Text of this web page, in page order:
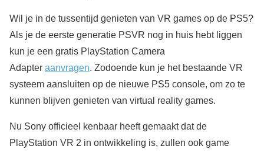
Wil je in de tussentijd genieten van VR games op de PS5?
Als je de eerste generatie PSVR nog in huis hebt liggen
kun je een gratis PlayStation Camera
Adapter aanvragen. Zodoende kun je het bestaande VR
systeem aansluiten op de nieuwe PS5 console, om zo te
kunnen blijven genieten van virtual reality games.
Nu Sony officieel kenbaar heeft gemaakt dat de
PlayStation VR 2 in ontwikkeling is, zullen ook game